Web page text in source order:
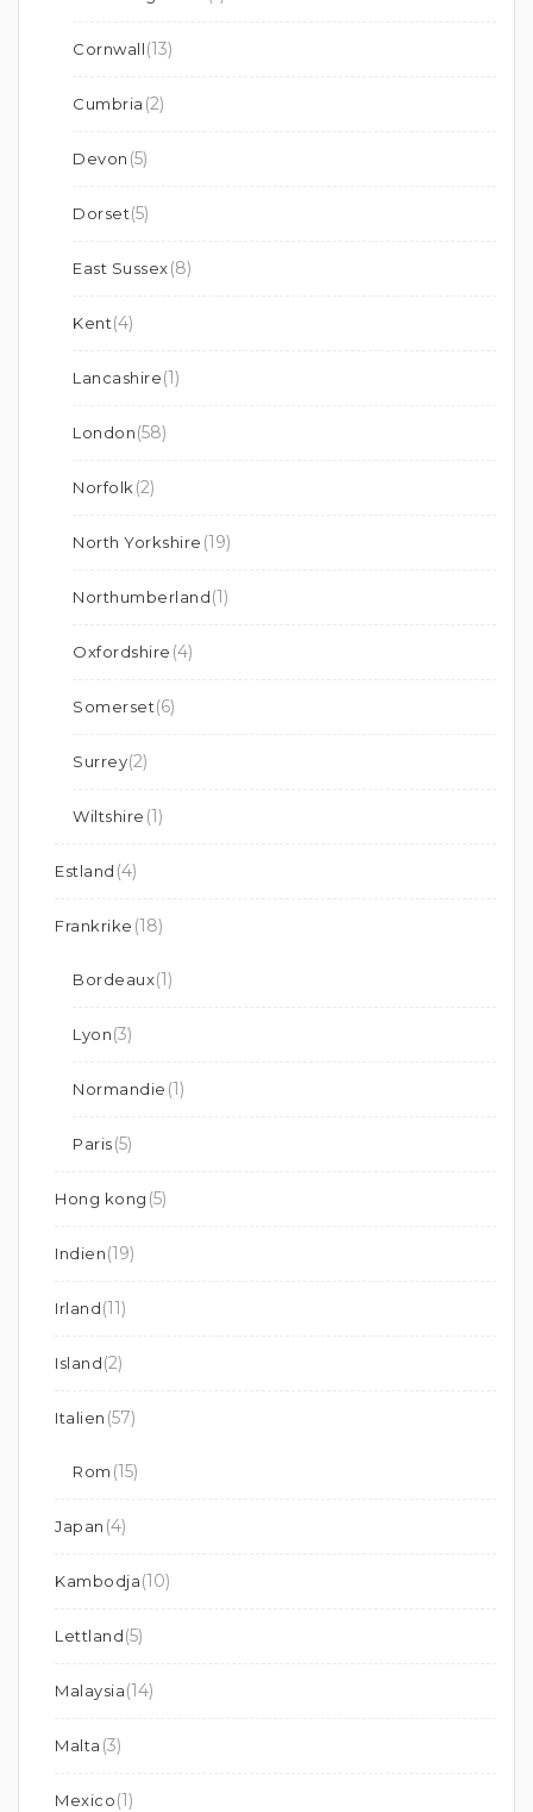
Cornwall(13)
Cumbria (2)
Devon (5)
Dorset(5)
East Sussex(8)
Kent(4)
Lancashire(1)
London(58)
Norfolk (2)
North Yorkshire (19)
Northumberland(1)
Oxfordshire (4)
Somerset(6)
Surrey(2)
Wiltshire (1)
Estland (4)
Frankrike (18)
Bordeaux(1)
Lyon(3)
Normandie (1)
Paris(5)
Hong kong (5)
Indien(19)
Irland(11)
Island(2)
Italien (57)
Rom (15)
Japan (4)
Kambodja(10)
Lettland(5)
Malaysia(14)
Malta (3)
Mexico(1)